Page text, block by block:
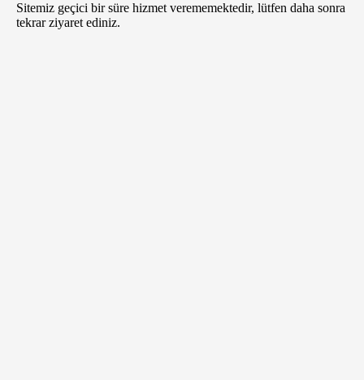
Sitemiz geçici bir süre hizmet verememektedir, lütfen daha sonra
tekrar ziyaret ediniz.